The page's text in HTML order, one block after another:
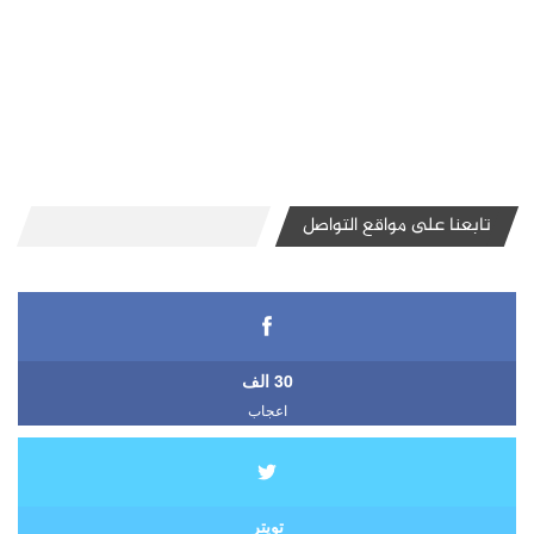
تابعنا على مواقع التواصل
30 الف
اعجاب
تويتر